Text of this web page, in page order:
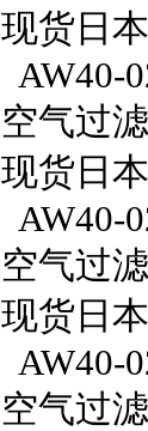
现货日
AW40-
空气过
现货日
AW40-
空气过
现货日
AW40-
空气过